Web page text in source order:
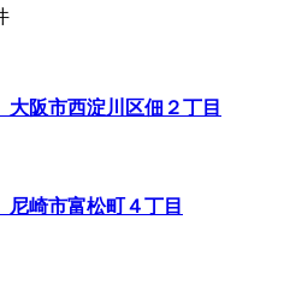
阪市西淀川区佃２丁目
崎市富松町４丁目